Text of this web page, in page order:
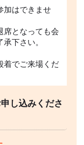
加はできませ
となっても会
下さい。
着でご来場くだ
し込みくださ